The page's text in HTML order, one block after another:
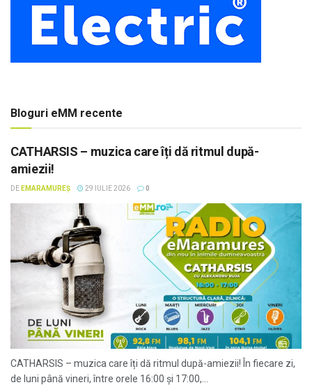
Bloguri eMM recente
CATHARSIS – muzica care îți dă ritmul după-
amiezii!
DE EMARAMUREȘ 29 IULIE 2026 0
CATHARSIS – muzica care îți dă ritmul după-amiezii! În fiecare zi,
de luni până vineri, între orele 16:00 și 17:00,...